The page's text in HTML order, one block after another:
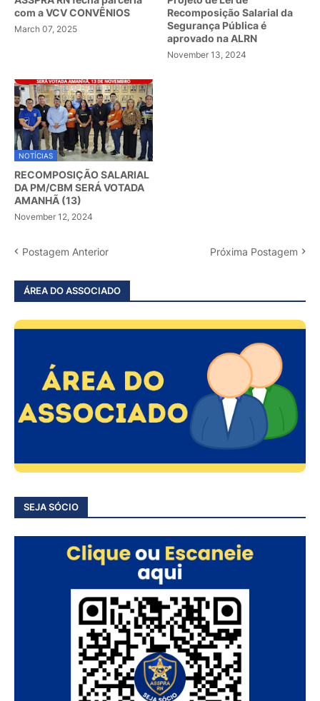
com a VCV CONVÊNIOS
March 07, 2025
Recomposição Salarial da
Segurança Pública é
aprovado na ALRN
November 13, 2024
NOTÍCIAS
RECOMPOSIÇÃO SALARIAL
DA PM/CBM SERÁ VOTADA
AMANHÃ (13)
November 12, 2024
Postagem Anterior Próxima Postagem
ÁREA DO ASSOCIADO
SEJA SÓCIO